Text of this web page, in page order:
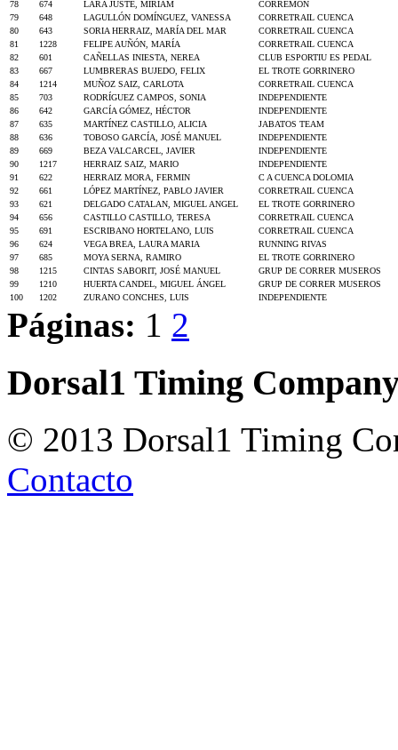
78
674 LARA JUSTE, MIRIAM
CORREMON
79
648 LAGULLÓN DOMÍNGUEZ, VANESSA
CORRETRAIL CUENCA
80
643 SORIA HERRAIZ, MARÍA DEL MAR
CORRETRAIL CUENCA
81
1228 FELIPE AUÑÓN, MARÍA
CORRETRAIL CUENCA
82
601 CAÑELLAS INIESTA, NEREA
CLUB ESPORTIU ES PEDAL
83
667 LUMBRERAS BUJEDO, FELIX
EL TROTE GORRINERO
84
1214 MUÑOZ SAIZ, CARLOTA
CORRETRAIL CUENCA
85
703 RODRÍGUEZ CAMPOS, SONIA
INDEPENDIENTE
86
642 GARCÍA GÓMEZ, HÉCTOR
INDEPENDIENTE
87
635 MARTÍNEZ CASTILLO, ALICIA
JABATOS TEAM
88
636 TOBOSO GARCÍA, JOSÉ MANUEL
INDEPENDIENTE
89
669 BEZA VALCARCEL, JAVIER
INDEPENDIENTE
90
1217 HERRAIZ SAIZ, MARIO
INDEPENDIENTE
91
622 HERRAIZ MORA, FERMIN
C A CUENCA DOLOMIA
92
661 LÓPEZ MARTÍNEZ, PABLO JAVIER
CORRETRAIL CUENCA
93
621 DELGADO CATALAN, MIGUEL ANGEL
EL TROTE GORRINERO
94
656 CASTILLO CASTILLO, TERESA
CORRETRAIL CUENCA
95
691 ESCRIBANO HORTELANO, LUIS
CORRETRAIL CUENCA
96
624 VEGA BREA, LAURA MARIA
RUNNING RIVAS
97
685 MOYA SERNA, RAMIRO
EL TROTE GORRINERO
98
1215 CINTAS SABORIT, JOSÉ MANUEL
GRUP DE CORRER MUSEROS
99
1210 HUERTA CANDEL, MIGUEL ÁNGEL
GRUP DE CORRER MUSEROS
100
1202 ZURANO CONCHES, LUIS INDEPENDIENTE
Páginas: 1 2
Dorsal1 Timing
© 2013 Dorsal1 Timing
Contacto